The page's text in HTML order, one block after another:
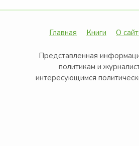
Главная Книги О
Представленная
политикам и
интересующимся